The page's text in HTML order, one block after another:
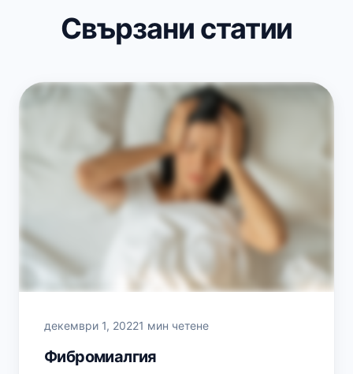
Свързани статии
декември 1, 20221 мин четене
Фибромиалгия